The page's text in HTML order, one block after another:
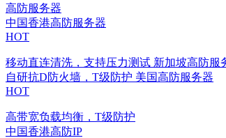
高防服务器
中国香港高防服务器
HOT
移动直连清洗，支持压力测试 新加坡高防服
自研抗D防火墙，T级防护 美国高防服务器
HOT
高带宽负载均衡，T级防护
中国香港高防IP